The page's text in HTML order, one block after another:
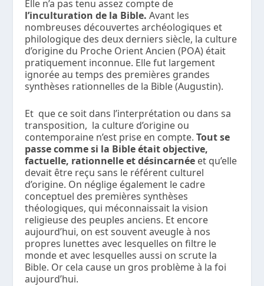
Elle n’a pas tenu assez compte de
l’inculturation de la Bible. Avant les
nombreuses découvertes archéologiques et
philologique des deux derniers siècle, la culture
d’origine du Proche Orient Ancien (POA) était
pratiquement inconnue. Elle fut largement
ignorée au temps des premières grandes
synthèses rationnelles de la Bible (Augustin).
Et que ce soit dans l’interprétation ou dans sa
transposition, la culture d’origine ou
contemporaine n’est prise en compte.Tout se
passe comme si la Bible était objective,
factuelle, rationnelle et désincarnée et qu’elle
devait être reçusans le référent culturel
d’origine. On néglige également le cadre
conceptuel des premières synthèses
théologiques, qui méconnaissait la vision
religieuse des peuples anciens. Et encore
aujourd’hui, on est souvent aveugle à nos
propres lunettes avec lesquelles on filtre le
monde et avec lesquelles aussi on scrute la
Bible. Or cela cause un gros problème à la foi
aujourd’hui.